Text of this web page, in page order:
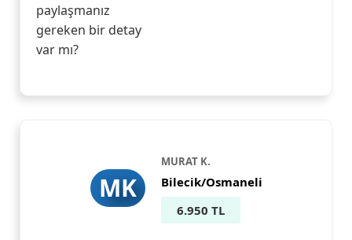
paylaşmanız
gereken bir detay
var mı?
MK
MURAT K.
Bilecik/Osmaneli
6.950 TL